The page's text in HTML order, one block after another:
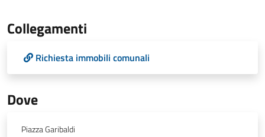
Collegamenti
Richiesta immobili comunali
Dove
Piazza Garibaldi